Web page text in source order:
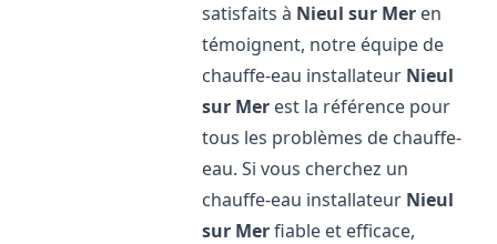
satisfaits à Nieul sur Mer en
témoignent, notre équipe de
chauffe-eau installateur Nieul
sur Mer est la référence pour
tous les problèmes de chauffe-
eau. Si vous cherchez un
chauffe-eau installateur Nieul
sur Merfiable et efficace,